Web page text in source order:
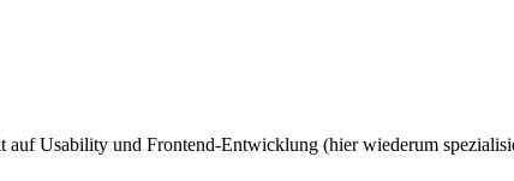
auf Usability und Frontend-Entwicklung (hier wiederum